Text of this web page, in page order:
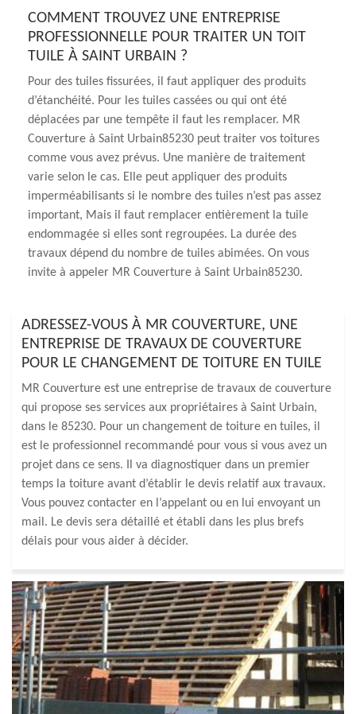
COMMENT TROUVEZ UNE ENTREPRISE
PROFESSIONNELLE POUR TRAITER UN TOIT
TUILE À SAINT URBAIN ?
Pour des tuiles fissurées, il faut appliquer des produits
d’étanchéité. Pour les tuiles cassées ou qui ont été
déplacées par une tempête il faut les remplacer. MR
Couverture à Saint Urbain85230 peut traiter vos toitures
comme vous avez prévus. Une manière de traitement
varie selon le cas. Elle peut appliquer des produits
imperméabilisants si le nombre des tuiles n’est pas assez
important, Mais il faut remplacer entièrement la tuile
endommagée si elles sont regroupées. La durée des
travaux dépend du nombre de tuiles abimées. On vous
invite à appeler MR Couverture à Saint Urbain85230.
ADRESSEZ-VOUS À MR COUVERTURE, UNE
ENTREPRISE DE TRAVAUX DE COUVERTURE
POUR LE CHANGEMENT DE TOITURE EN TUILE
MR Couverture est une entreprise de travaux de couverture
qui propose ses services aux propriétaires à Saint Urbain,
dans le 85230. Pour un changement de toiture en tuiles, il
est le professionnel recommandé pour vous si vous avez un
projet dans ce sens. Il va diagnostiquer dans un premier
temps la toiture avant d’établir le devis relatif aux travaux.
Vous pouvez contacter en l’appelant ou en lui envoyant un
mail. Le devis sera détaillé et établi dans les plus brefs
délais pour vous aider à décider.